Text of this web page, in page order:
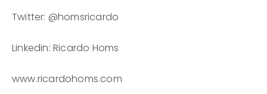
Twitter: @homsricardo
Linkedin: Ricardo Homs
www.ricardohoms.com